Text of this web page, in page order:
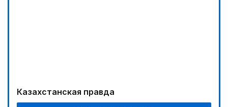
Казахстанская правда